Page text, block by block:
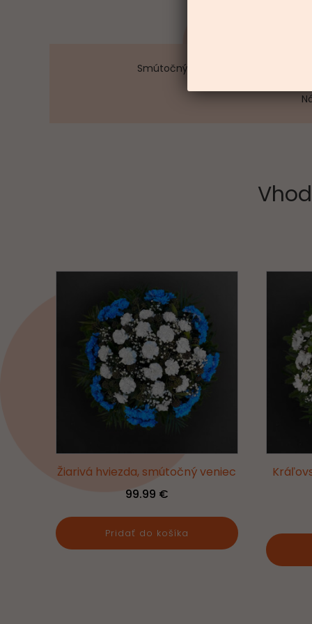
Smútočný kvetinový aranžmán,
Žiarivá hviezda, smútočný veniec
99.99 €
Pridať do košíka